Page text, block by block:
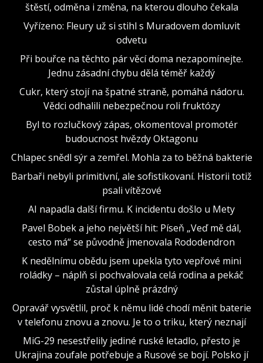
štěstí, odměna i změna, na kterou dlouho čekala
Vyřízeno: Fleury už si stihl s Muradovem domluvit
odvetu
Při bouřce na těchto pár věcí doma nezapomínejte.
Jednu zásadní chybu dělá téměř každý
Cukr, který stojí na špatné straně, pomáhá nádoru.
Vědci odhalili nebezpečnou roli fruktózy
Byl to rozlučkový zápas, okomentoval promotér
budoucnost hvězdy Oktagonu
Chlapec snědl sýr a zemřel. Mohla za to běžná bakterie
Barbaři nebyli primitivní, ale sofistikovaní. Historii totiž
psali vítězové
AI napadla další firmu. K incidentu došlo u Mety
Pavel Bobek a jeho největší hit: Píseň „Veď mě dál,
cesto má“ se původně jmenovala Rododendron
K nedělnímu obědu jsem upekla tyto vepřové mini
roládky – náplň si pochvalovala celá rodina a pekáč
zůstal úplně prázdný
Opravář vysvětlil, proč k němu lidé chodí měnit baterie
v telefonu znovu a znovu. Je to o triku, který neznají
MiG-29 nesestřelily jediné ruské letadlo, přesto je
Ukrajina zoufale potřebuje a Rusové se bojí. Polsko jí